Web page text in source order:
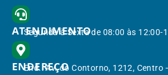
ATENDIMENTO
Segunda à Sexta de 08:00 às 12:00-
ENDEREÇO
End.: Av. do Contorno, 1212, Centro